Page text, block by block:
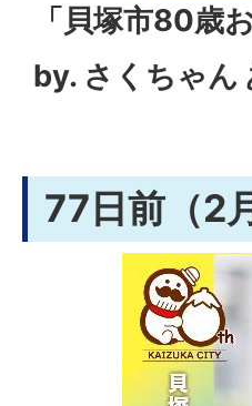
「貝塚市80歳
by. さくちゃん
77日前（2